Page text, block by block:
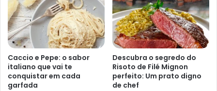
instruções do fabricante para o tempo de cozimento,
depois é só reservar e ir para o próximo passo.
2- Antes mesmo de o macarrão terminar de cozinhar,
aqueça o azeite em uma panela grande em fogo brando ou
médio.
Caccio e Pepe: o sabor
italiano que vai te
conquistar em cada
garfada
Descubra o segredo do
Risoto de Filé Mignon
perfeito: Um prato digno
de chef